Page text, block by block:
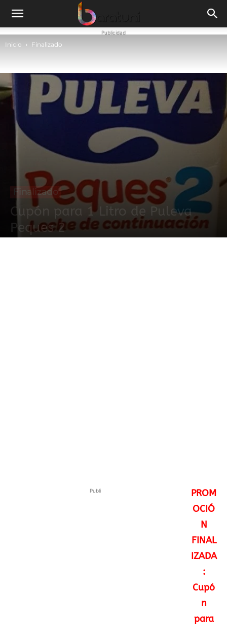
Publicidad
Inicio Finalizado
Finalizado
Cupón para 1 Litro de Puleva
Peques 2
Publi
PROM
OCIÓ
N
FINAL
IZADA
:
Cupó
n
para